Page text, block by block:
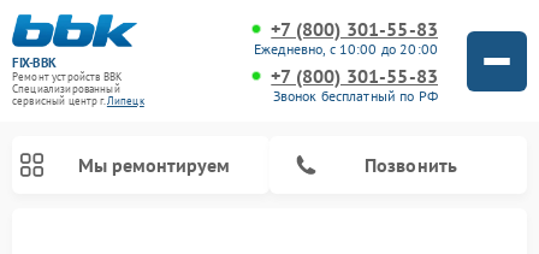
FIX-BBK
Ремонт устройств BBK
Специализированный
cервисный центр г.Липецк
+7 (800) 301-55-83
Ежедневно, с 10:00 до 20:00
+7 (800) 301-55-83
Звонок бесплатный по РФ
Мы ремонтируем Позвонить